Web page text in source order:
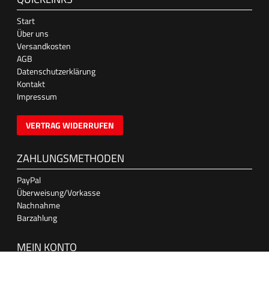
Start
Über uns
Versandkosten
AGB
Datenschutzerklärung
Kontakt
Impressum
VERTRAG WIDERRUFEN
ZAHLUNGSMETHODEN
PayPal
Überweisung/Vorkasse
Nachnahme
Barzahlung
MEIN KONTO